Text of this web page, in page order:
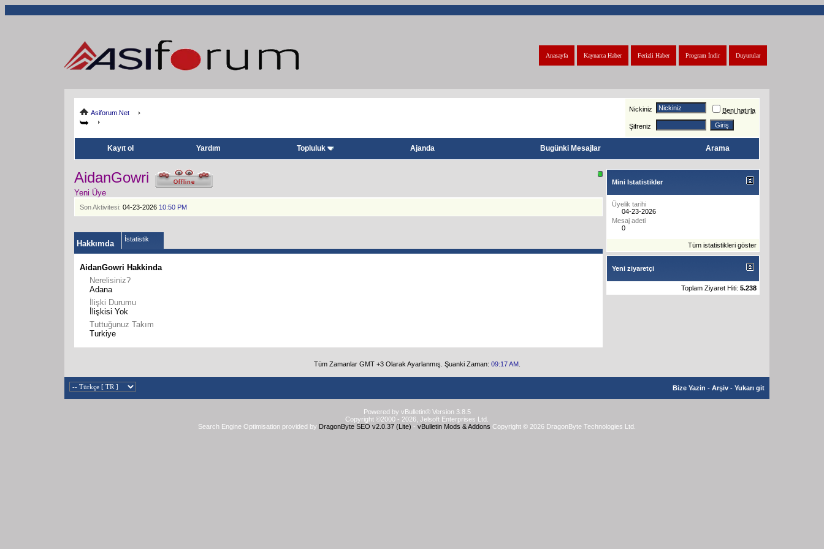
Duyurular
Program İndir
Ferizli Haber
Kaynarca Haber
Anasayfa
Asiforum.Net Nickiniz Beni hatırla
Şifreniz
Kayıt ol Yardım Topluluk Ajanda Bugünki Mesajlar Arama
AidanGowri
Yeni Üye
Son Aktivitesi: 04-23-2026 10:50 PM
Hakkımda İstatistik
AidanGowri Hakkinda
Nerelisiniz?
Adana
İlişki Durumu
İlişkisi Yok
Tuttuğunuz Takım
Turkiye
Mini Istatistikler
Üyelik tarihi
04-23-2026
Mesaj adeti
0
Tüm istatistikleri göster
Yeni ziyaretçi
Toplam Ziyaret Hiti: 5.238
Tüm Zamanlar GMT +3 Olarak Ayarlanmış. Şuanki Zaman: 09:17 AM.
Bize Yazin - Arşiv - Yukarı git
Powered by vBulletin® Version 3.8.5
Copyright ©2000 - 2026, Jelsoft Enterprises Ltd.
Search Engine Optimisation provided by DragonByte SEO v2.0.37 (Lite) - vBulletin Mods & Addons Copyright © 2026 DragonByte Technologies Ltd.